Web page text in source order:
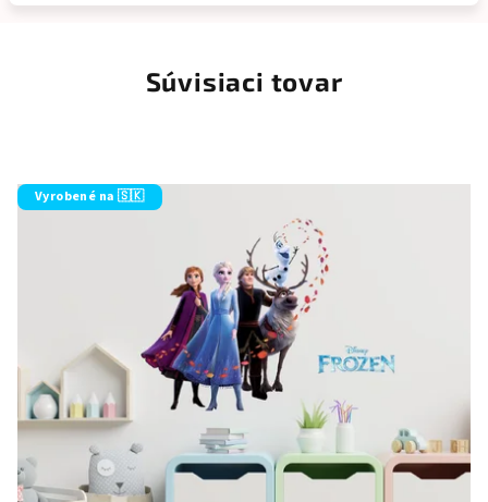
Súvisiaci tovar
Vyrobené na 🇸🇰